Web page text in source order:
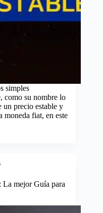
simples
como su nombre lo
un precio estable y
moneda fiat, en este
La mejor Guía para